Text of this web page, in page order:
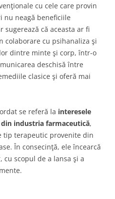
cu cele care provin
nu neagă beneficiile
că aceasta ar fi
colaborare cu psihanaliza şi
dintre minte şi corp, într-o
deschisă între
clasice şi oferă mai
se referă la interesele
industria farmaceutică,
tip terapeutic provenite din
În consecinţă, ele încearcă
cu scopul de a lansa şi a